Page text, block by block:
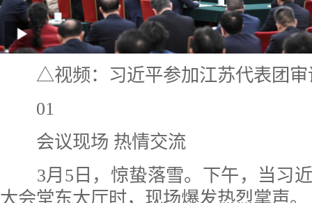
△视频：习近平参加江苏代表团审
01
会议现场 热情交流
3月5日，惊蛰落雪。下午，当习近
大会堂东大厅时，现场爆发热烈掌声。